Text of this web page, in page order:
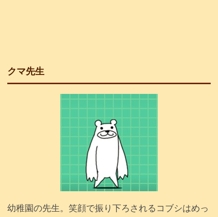
クマ先生
幼稚園の先生。笑顔で振り下ろされるコブシはめっ